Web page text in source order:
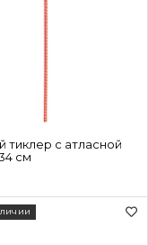
тиклер с атласной
см